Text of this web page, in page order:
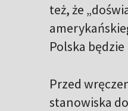
też, że
Polska
Przed
stanowiska